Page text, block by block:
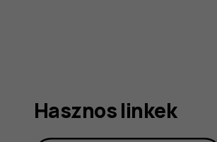
Hasznos linkek